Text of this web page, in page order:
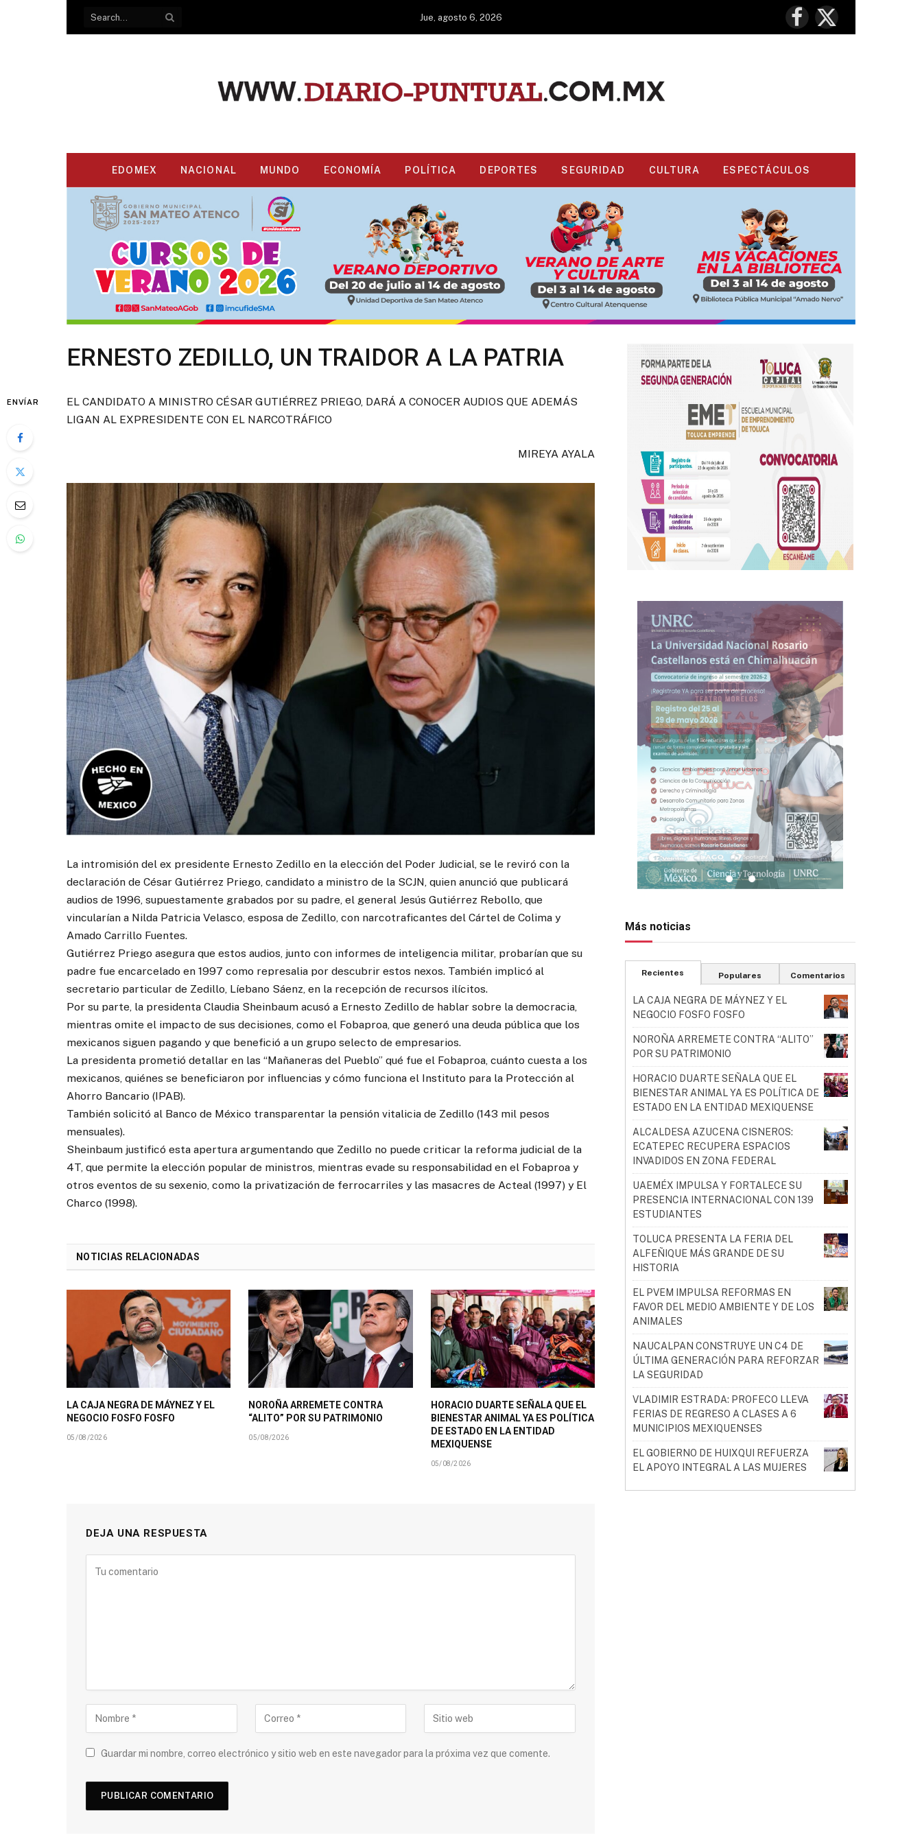
Jue, agosto 6, 2026
Facebook
X
(Twitter)
EDOMEX NACIONAL MUNDO ECONOMÍA POLÍTICA DEPORTES SEGURIDAD CULTURA ESPECTÁCULOS
ERNESTO ZEDILLO, UN TRAIDOR A LA PATRIA
ENVÍAR
EL CANDIDATO A MINISTRO CÉSAR GUTIÉRREZ PRIEGO, DARÁ A CONOCER AUDIOS QUE ADEMÁS
LIGAN AL EXPRESIDENTE CON EL NARCOTRÁFICO
MIREYA AYALA
La intromisión del ex presidente Ernesto Zedillo en la elección del Poder Judicial, se le reviró con la
declaración de César Gutiérrez Priego, candidato a ministro de la SCJN, quien anunció que publicará
audios de 1996, supuestamente grabados por su padre, el general Jesús Gutiérrez Rebollo, que
vincularían a Nilda Patricia Velasco, esposa de Zedillo, con narcotraficantes del Cártel de Colima y
Amado Carrillo Fuentes.
Gutiérrez Priego asegura que estos audios, junto con informes de inteligencia militar, probarían que su
padre fue encarcelado en 1997 como represalia por descubrir estos nexos. También implicó al
secretario particular de Zedillo, Líebano Sáenz, en la recepción de recursos ilícitos.
Por su parte, la presidenta Claudia Sheinbaum acusó a Ernesto Zedillo de hablar sobre la democracia,
mientras omite el impacto de sus decisiones, como el Fobaproa, que generó una deuda pública que los
mexicanos siguen pagando y que benefició a un grupo selecto de empresarios.
La presidenta prometió detallar en las “Mañaneras del Pueblo” qué fue el Fobaproa, cuánto cuesta a los
mexicanos, quiénes se beneficiaron por influencias y cómo funciona el Instituto para la Protección al
Ahorro Bancario (IPAB).
También solicitó al Banco de México transparentar la pensión vitalicia de Zedillo (143 mil pesos
mensuales).
Sheinbaum justificó esta apertura argumentando que Zedillo no puede criticar la reforma judicial de la
4T, que permite la elección popular de ministros, mientras evade su responsabilidad en el Fobaproa y
otros eventos de su sexenio, como la privatización de ferrocarriles y las masacres de Acteal (1997) y El
Charco (1998).
NOTICIAS RELACIONADAS
LA CAJA NEGRA DE MÁYNEZ Y EL
NEGOCIO FOSFO FOSFO
05/08/2026
NOROÑA ARREMETE CONTRA
“ALITO” POR SU PATRIMONIO
05/08/2026
HORACIO DUARTE SEÑALA QUE EL
BIENESTAR ANIMAL YA ES POLÍTICA
DE ESTADO EN LA ENTIDAD
MEXIQUENSE
05/08/2026
DEJA UNA RESPUESTA
Guardar mi nombre, correo electrónico y sitio web en este navegador para la próxima vez que comente.
Más noticias
Recientes Populares Comentarios
LA CAJA NEGRA DE MÁYNEZ Y EL
NEGOCIO FOSFO FOSFO
NOROÑA ARREMETE CONTRA “ALITO”
POR SU PATRIMONIO
HORACIO DUARTE SEÑALA QUE EL
BIENESTAR ANIMAL YA ES POLÍTICA DE
ESTADO EN LA ENTIDAD MEXIQUENSE
ALCALDESA AZUCENA CISNEROS:
ECATEPEC RECUPERA ESPACIOS
INVADIDOS EN ZONA FEDERAL
UAEMÉX IMPULSA Y FORTALECE SU
PRESENCIA INTERNACIONAL CON 139
ESTUDIANTES
TOLUCA PRESENTA LA FERIA DEL
ALFEÑIQUE MÁS GRANDE DE SU
HISTORIA
EL PVEM IMPULSA REFORMAS EN
FAVOR DEL MEDIO AMBIENTE Y DE LOS
ANIMALES
NAUCALPAN CONSTRUYE UN C4 DE
ÚLTIMA GENERACIÓN PARA REFORZAR
LA SEGURIDAD
VLADIMIR ESTRADA: PROFECO LLEVA
FERIAS DE REGRESO A CLASES A 6
MUNICIPIOS MEXIQUENSES
EL GOBIERNO DE HUIXQUI REFUERZA
EL APOYO INTEGRAL A LAS MUJERES